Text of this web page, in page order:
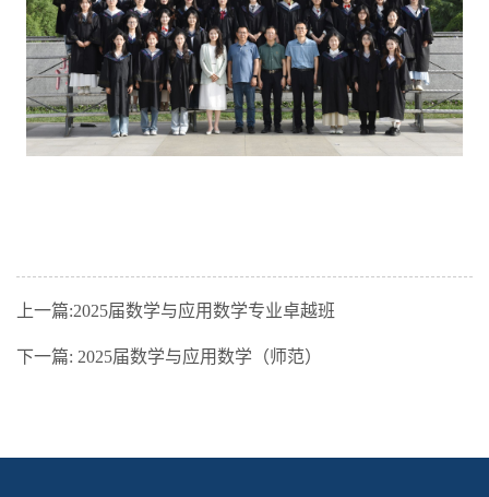
上一篇:2025届数学与应用数学专业卓越班
下一篇: 2025届数学与应用数学（师范）